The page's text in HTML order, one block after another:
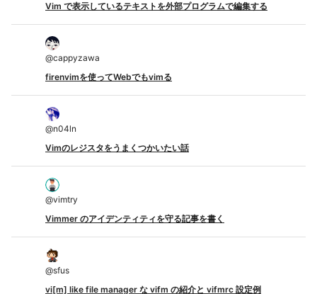
Vim で表示しているテキストを外部プログラムで編集する
@cappyzawa
firenvimを使ってWebでもvimる
@n04ln
Vimのレジスタをうまくつかいたい話
@vimtry
Vimmer のアイデンティティを守る記事を書く
@sfus
vi[m] like file manager な vifm の紹介と vifmrc 設定例